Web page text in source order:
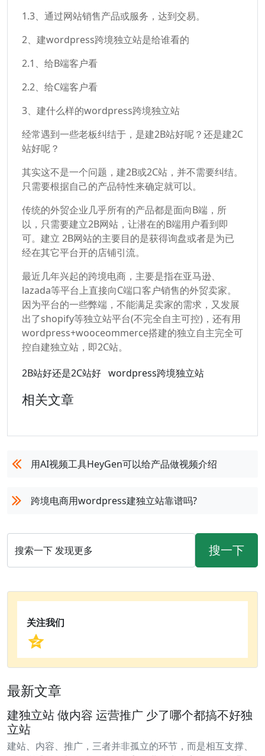
1.3、通过网站销售产品或服务，达到交易。
2、建wordpress跨境独立站是给谁看的
2.1、给B端客户看
2.2、给C端客户看
3、建什么样的wordpress跨境独立站
经常遇到一些老板纠结于，是建2B站好呢？还是建2C
站好呢？
其实这不是一个问题，建2B或2C站，并不需要纠结。
只需要根据自己的产品特性来确定就可以。
传统的外贸企业几乎所有的产品都是面向B端，所
以，只需要建立2B网站，让潜在的B端用户看到即
可。建立 2B网站的主要目的是获得询盘或者是为已
经在其它平台开的店铺引流。
最近几年兴起的跨境电商，主要是指在亚马逊、
lazada等平台上直接向C端口客户销售的外贸卖家。
因为平台的一些弊端，不能满足卖家的需求，又发展
出了shopify等独立站平台(不完全自主可控)，还有用
wordpress+wooceommerce搭建的独立自主完全可
控自建独立站，即2C站。
2B站好还是2C站好 wordpress跨境独立站
相关文章
用AI视频工具HeyGen可以给产品做视频介绍
跨境电商用wordpress建独立站靠谱吗?
搜索一下 发现更多 搜一下
关注我们
最新文章
建独立站 做内容 运营推广 少了哪个都搞不好独
立站
建站、内容、推广，三者并非孤立的环节，而是相互支撑、